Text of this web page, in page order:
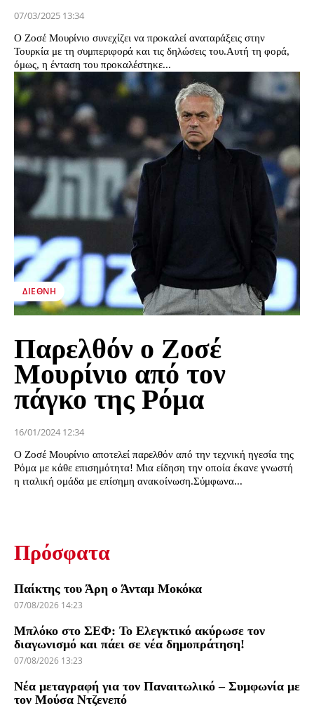
07/03/2025 13:34
Ο Ζοσέ Μουρίνιο συνεχίζει να προκαλεί αναταράξεις στην
Τουρκία με τη συμπεριφορά και τις δηλώσεις του.Αυτή τη φορά,
όμως, η ένταση του προκαλέστηκε...
ΔΙΕΘΝΉ
Παρελθόν ο Ζοσέ
Μουρίνιο από τον
πάγκο της Ρόμα
16/01/2024 12:34
Ο Ζοσέ Μουρίνιο αποτελεί παρελθόν από την τεχνική ηγεσία της
Ρόμα με κάθε επισημότητα! Μια είδηση την οποία έκανε γνωστή
η ιταλική ομάδα με επίσημη ανακοίνωση.Σύμφωνα...
Πρόσφατα
Παίκτης του Άρη ο Άνταμ Μοκόκα
07/08/2026 14:23
Μπλόκο στο ΣΕΦ: Το Ελεγκτικό ακύρωσε τον
διαγωνισμό και πάει σε νέα δημοπράτηση!
07/08/2026 13:23
Νέα μεταγραφή για τον Παναιτωλικό – Συμφωνία με
τον Μούσα Ντζενεπό